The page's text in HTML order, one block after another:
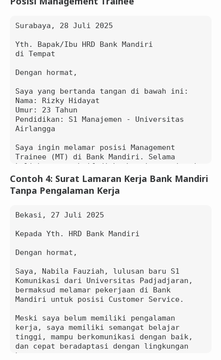
saya lampirkan pada email ini.
Terima kasih atas perhatian Bapak/Ibu.
untuk mengikuti tahap seleksi selanjutnya.
Dimas Ardiansyah
Email: dimas.ardiansyah@email.com
Surabaya, 28 Juli 2025
Yth. Bapak/Ibu HRD Bank Mandiri
di Tempat
Dengan hormat,
Saya yang bertanda tangan di bawah ini:
Nama: Rizky Hidayat
Umur: 23 Tahun
Pendidikan: S1 Manajemen - Universitas
Airlangga
Saya ingin melamar posisi Management
Trainee (MT) di Bank Mandiri. Selama
kuliah, saya aktif di berbagai organisasi
dan pernah menjadi ketua tim dalam proyek
sosial. Hal ini mengasah kemampuan
kepemimpinan dan kerja tim saya.
Saya percaya program MT Bank Mandiri
dan berkontribusi di industri perbankan.
Terima kasih atas perhatiannya.
Hormat saya,
Rizky Hidayat
Contoh 4: Surat Lamaran Kerja Bank Mandiri
Tanpa Pengalaman Kerja
Bekasi, 27 Juli 2025
Kepada Yth. HRD Bank Mandiri
Dengan hormat,
Saya, Nabila Fauziah, lulusan baru S1
Komunikasi dari Universitas Padjadjaran,
bermaksud melamar pekerjaan di Bank
Mandiri untuk posisi Customer Service.
Meski saya belum memiliki pengalaman
kerja, saya memiliki semangat belajar
tinggi, mampu berkomunikasi dengan baik,
dan cepat beradaptasi dengan lingkungan
baru.